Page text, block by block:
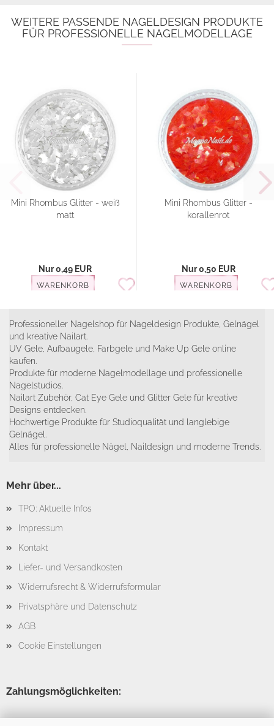
WEITERE PASSENDE NAGELDESIGN PRODUKTE
FÜR PROFESSIONELLE NAGELMODELLAGE
Mini Rhombus Glitter - weiß
matt
Nur 0,49 EUR
WARENKORB
Mini Rhombus Glitter -
korallenrot
Nur 0,50 EUR
WARENKORB
Professioneller Nagelshop für Nageldesign Produkte, Gelnägel
und kreative Nailart.
UV Gele, Aufbaugele, Farbgele und Make Up Gele online
kaufen.
Produkte für moderne Nagelmodellage und professionelle
Nagelstudios.
Nailart Zubehör, Cat Eye Gele und Glitter Gele für kreative
Designs entdecken.
Hochwertige Produkte für Studioqualität und langlebige
Gelnägel.
Alles für professionelle Nägel, Naildesign und moderne Trends.
Mehr über...
TPO: Aktuelle Infos
Impressum
Kontakt
Liefer- und Versandkosten
Widerrufsrecht & Widerrufsformular
Privatsphäre und Datenschutz
AGB
Cookie Einstellungen
Zahlungsmöglichkeiten: